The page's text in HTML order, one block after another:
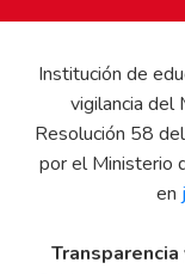
Institución de
vigilancia del
Resolución 58
por el Ministerio
en